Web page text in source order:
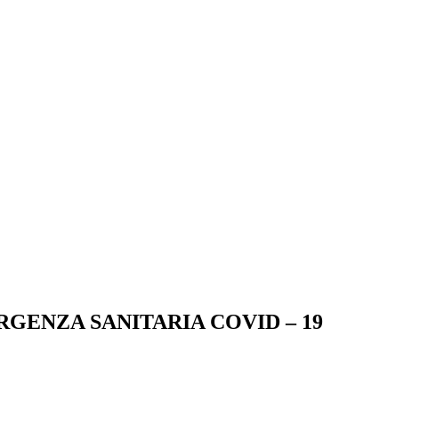
SANITARIA COVID – 19